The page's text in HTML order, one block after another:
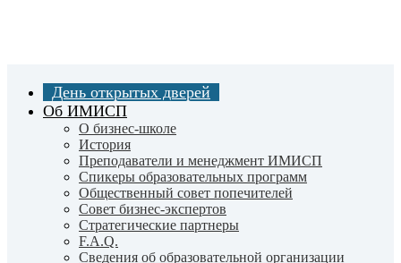
День открытых дверей
Об ИМИСП
О бизнес-школе
История
Преподаватели и менеджмент ИМИСП
Спикеры образовательных программ
Общественный совет попечителей
Совет бизнес-экспертов
Cтратегические партнеры
F.A.Q.
Сведения об образовательной организации